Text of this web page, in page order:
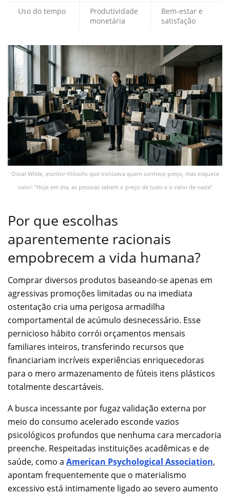
Uso do tempo
Produtividade
monetária
Bem-estar e
satisfação
Oscar Wilde, escritor-filósofo que ironizava quem conhece preço, mas esquece
valor: “Hoje em dia, as pessoas sabem o preço de tudo e o valor de nada”
Por que escolhas
aparentemente racionais
empobrecem a vida humana?
Comprar diversos produtos baseando-se apenas em
agressivas promoções limitadas ou na imediata
ostentação cria uma perigosa armadilha
comportamental de acúmulo desnecessário. Esse
pernicioso hábito corrói orçamentos mensais
familiares inteiros, transferindo recursos que
financiariam incríveis experiências enriquecedoras
para o mero armazenamento de fúteis itens plásticos
totalmente descartáveis.
A busca incessante por fugaz validação externa por
meio do consumo acelerado esconde vazios
psicológicos profundos que nenhuma cara mercadoria
preenche. Respeitadas instituições acadêmicas e de
saúde, como a American Psychological Association,
apontam frequentemente que o materialismo
excessivo está intimamente ligado ao severo aumento